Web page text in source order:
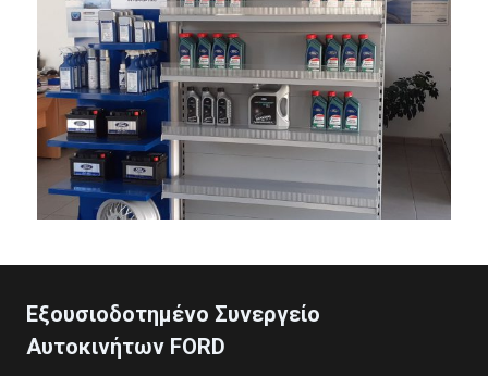
Εξουσιοδοτημένο Συνεργείο
Αυτοκινήτων FORD